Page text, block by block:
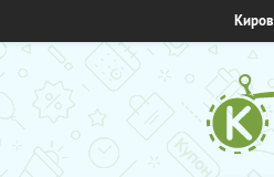
Киров